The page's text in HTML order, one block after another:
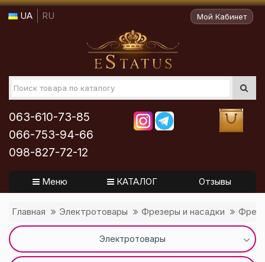
UA RU Мой Кабинет
063-610-73-85
066-753-94-66
098-827-72-12
Меню КАТАЛОГ Отзывы
Главная Электротовары Фрезеры и насадки
Электротовары